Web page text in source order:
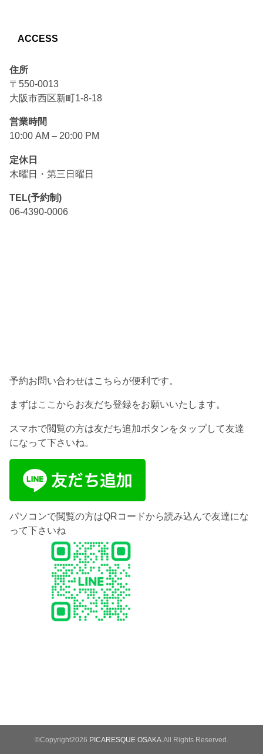
ACCESS
住所
〒550-0013
大阪市西区新町1-8-18
営業時間
10:00 AM – 20:00 PM
定休日
木曜日・第三日曜日
TEL(予約制)
06-4390-0006
予約お問い合わせはこちらが便利です。
まずはここからお友だち登録をお願いいたします。
スマホで閲覧の方は友だち追加ボタンをタップして友達
になって下さいね。
パソコンで閲覧の方はQRコードから読み込んで友達にな
って下さいね
©Copyright2026 PICARESQUE OSAKA .All Rights Reserved.